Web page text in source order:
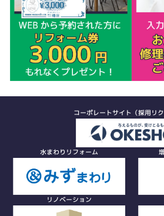
コーポレートサイト（採用リク
水まわりリフォーム
リノベーション